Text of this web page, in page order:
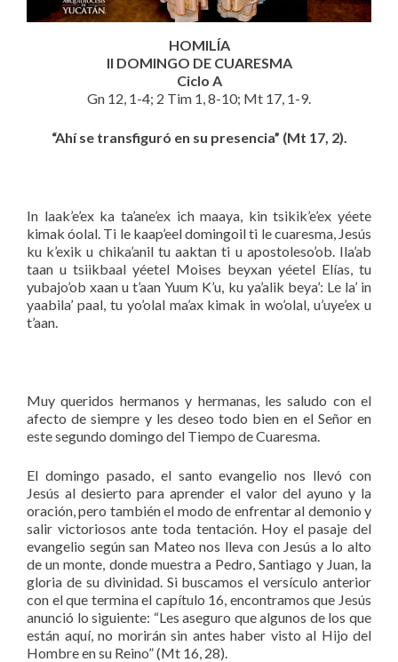
HOMILÍA
II DOMINGO DE CUARESMA
Ciclo A
Gn 12, 1-4; 2 Tim 1, 8-10; Mt 17, 1-9.
“Ahí se transfiguró en su presencia” (Mt 17, 2).
In laak’e’ex ka ta’ane’ex ich maaya, kin tsikik’e’ex yéete
kimak óolal. Ti le kaap’eel domingoil ti le cuaresma, Jesús
ku k’exik u chika’anil tu aaktan ti u apostoleso’ob. Ila’ab
taan u tsiikbaal yéetel Moises beyxan yéetel Elías, tu
yubajo’ob xaan u t’aan Yuum K’u, ku ya’alik beya’: Le la’ in
yaabila’ paal, tu yo’olal ma’ax kimak in wo’olal, u’uye’ex u
t’aan.
Muy queridos hermanos y hermanas, les saludo con el
afecto de siempre y les deseo todo bien en el Señor en
este segundo domingo del Tiempo de Cuaresma.
El domingo pasado, el santo evangelio nos llevó con
Jesús al desierto para aprender el valor del ayuno y la
oración, pero también el modo de enfrentar al demonio y
salir victoriosos ante toda tentación. Hoy el pasaje del
evangelio según san Mateo nos lleva con Jesús a lo alto
de un monte, donde muestra a Pedro, Santiago y Juan, la
gloria de su divinidad. Si buscamos el versículo anterior
con el que termina el capítulo 16, encontramos que Jesús
anunció lo siguiente: “Les aseguro que algunos de los que
están aquí, no morirán sin antes haber visto al Hijo del
Hombre en su Reino” (Mt 16, 28).